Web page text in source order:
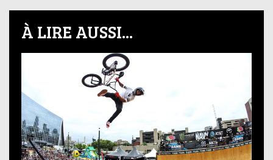
À LIRE AUSSI...